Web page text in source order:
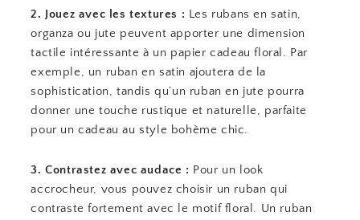
2. Jouez avec les textures : Les rubans en satin,
organza ou jute peuvent apporter une dimension
tactile intéressante à un papier cadeau floral. Par
exemple, un ruban en satin ajoutera de la
sophistication, tandis qu’un ruban en jute pourra
donner une touche rustique et naturelle, parfaite
pour un cadeau au style bohème chic.
3. Contrastez avec audace : Pour un look
accrocheur, vous pouvez choisir un ruban qui
contraste fortement avec le motif floral. Un ruban